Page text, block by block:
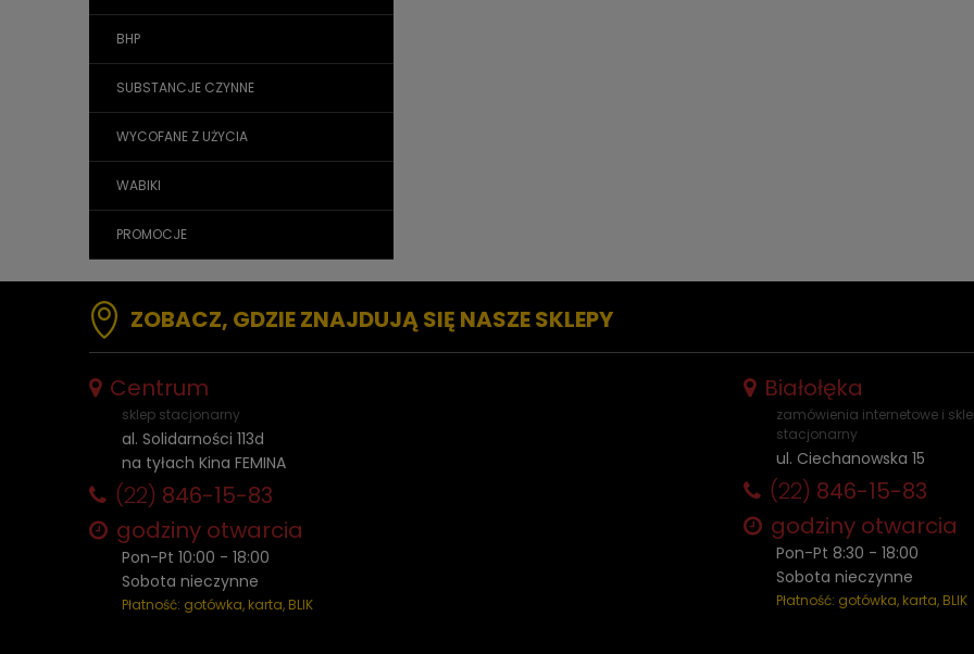
BHP
SUBSTANCJE CZYNNE
WYCOFANE Z UŻYCIA
WABIKI
PROMOCJE
ZOBACZ, GDZIE ZNAJDUJĄ SIĘ NASZE SKLEPY
Centrum
sklep stacjonarny
al. Solidarności 113d
na tyłach Kina FEMINA
(22) 846-15-83
godziny otwarcia
Pon-Pt 10:00 - 18:00
Sobota nieczynne
Płatność: gotówka, karta, BLIK
Białołęka
zamówienia internetowe i
stacjonarny
ul. Ciechanowska 15
(22) 846-15-83
godziny otwarcia
Pon-Pt 8:30 - 18:00
Sobota nieczynne
Płatność: gotówka, karta, BLIK